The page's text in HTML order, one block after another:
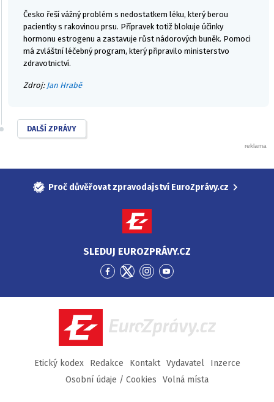
Česko řeší vážný problém s nedostatkem léku, který berou
pacientky s rakovinou prsu. Přípravek totiž blokuje účinky
hormonu estrogenu a zastavuje růst nádorových buněk. Pomoci
má zvláštní léčebný program, který připravilo ministerstvo
zdravotnictví.
Zdroj: Jan Hrabě
DALŠÍ ZPRÁVY
Proč důvěřovat zpravodajství EuroZprávy.cz
SLEDUJ EUROZPRÁVY.CZ
Přejít
Facebook
Přejít
Twitter
Přejít
Instagram
Přejít
YouTube
EuroZprávy.cz
Etický kodex Redakce Kontakt Vydavatel
Inzerce
Osobní údaje / Cookies
Volná místa